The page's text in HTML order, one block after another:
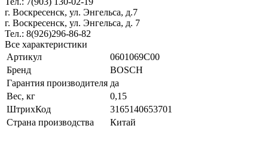
г. Воскресенск, ул. Энгельса, д.7
г. Воскресенск, ул. Энгельса, д. 7
Тел.: 8(926)296-86-82
Все характеристики
Артикул
0601069C00
Бренд
BOSCH
Гарантия производителя да
Вес, кг
0,15
ШтрихКод
3165140653701
Страна производства
Китай